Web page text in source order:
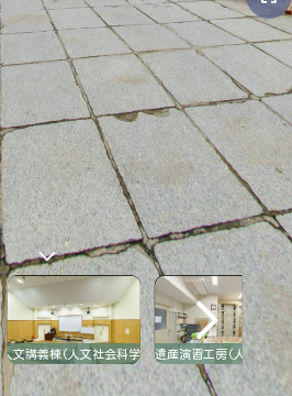
2 人文講義棟(人文社会科学部)3 文化遺産演習工房(人文社会